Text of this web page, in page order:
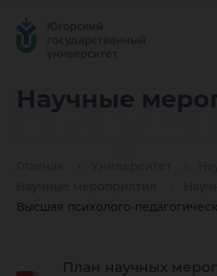
Научные
Высшая психолого-
План научных